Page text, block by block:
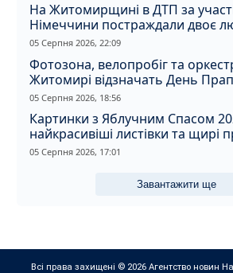
На Житомирщині в ДТП за
Німеччини постраждали двоє
05 Серпня 2026, 22:09
Фотозона, велопробіг та
Житомирі відзначать День
Незалежності
05 Серпня 2026, 18:56
Картинки з Яблучним Спасом
найкрасивіші листівки та щирі
святом
05 Серпня 2026, 17:01
Завантажити ще
Всі права захищені © 2026 Агентство новин